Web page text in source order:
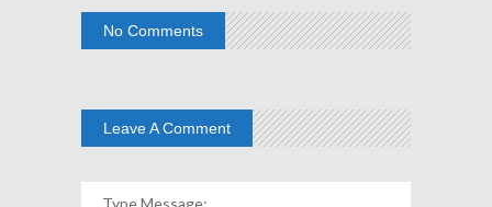
No Comments
Leave A Comment